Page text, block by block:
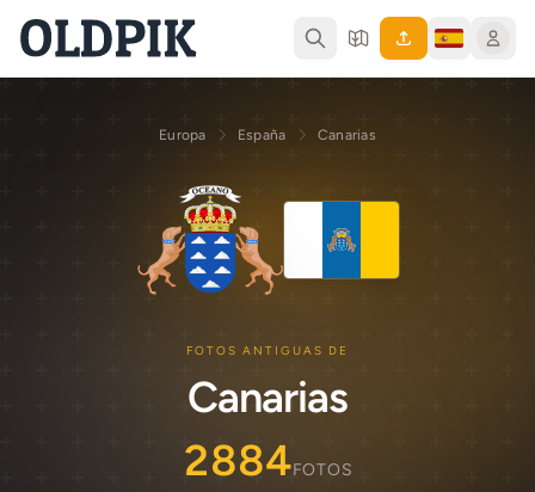
Europa España Canarias
FOTOS ANTIGUAS DE
Canarias
2884FOTOS